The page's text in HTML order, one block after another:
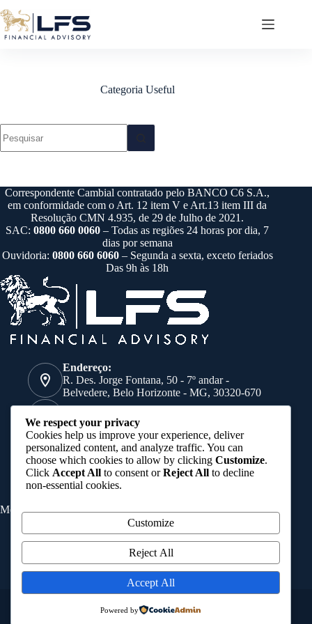
para
o
conteúdo
Categoria Useful
resultados
Correspondente Cambial contratado pelo BANCO C6 S.A.,
em conformidade com o Art. 12 item V e Art.13 item III da
Resolução CMN 4.935, de 29 de Julho de 2021.
SAC:0800 660 0060 – Todas as regiões 24 horas por dia, 7
dias por semana
Ouvidoria: 0800 660 6060– Segunda a sexta, exceto feriados
Das 9h às 18h
Endereço:
R. Des. Jorge Fontana, 50 - 7º andar -
Belvedere, Belo Horizonte - MG, 30320-670
Telefone:
(31) 9 8752-2793
E-mail:
negocios@lfsfinancial.com.br
Menu
Home
Quem somos
Blog
Copyright © 2026 - Criado por DUO Comunicação
We respect your privacy
Cookies help us improve your experience, deliver
personalized content, and analyze traffic. You can
choose which cookies to allow by clicking Customize.
Click Accept All to consent orReject All to decline
non-essential cookies.
Customize
Reject All
Accept All
Powered by